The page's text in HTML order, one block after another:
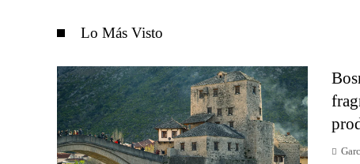
Lo Más Visto